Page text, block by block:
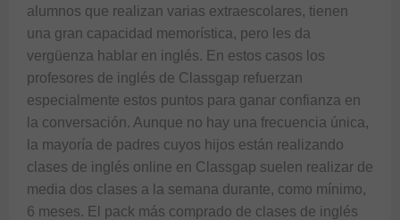
alumnos que realizan varias extraescolares, tienen
una gran capacidad memorística, pero les da
vergüenza hablar en inglés. En estos casos los
profesores de inglés de Classgap refuerzan
especialmente estos puntos para ganar confianza en
la conversación. Aunque no hay una frecuencia única,
la mayoría de padres cuyos hijos están realizando
clases de inglés online en Classgap suelen realizar de
media dos clases a la semana durante, como mínimo,
6 meses. El pack más comprado de clases de inglés